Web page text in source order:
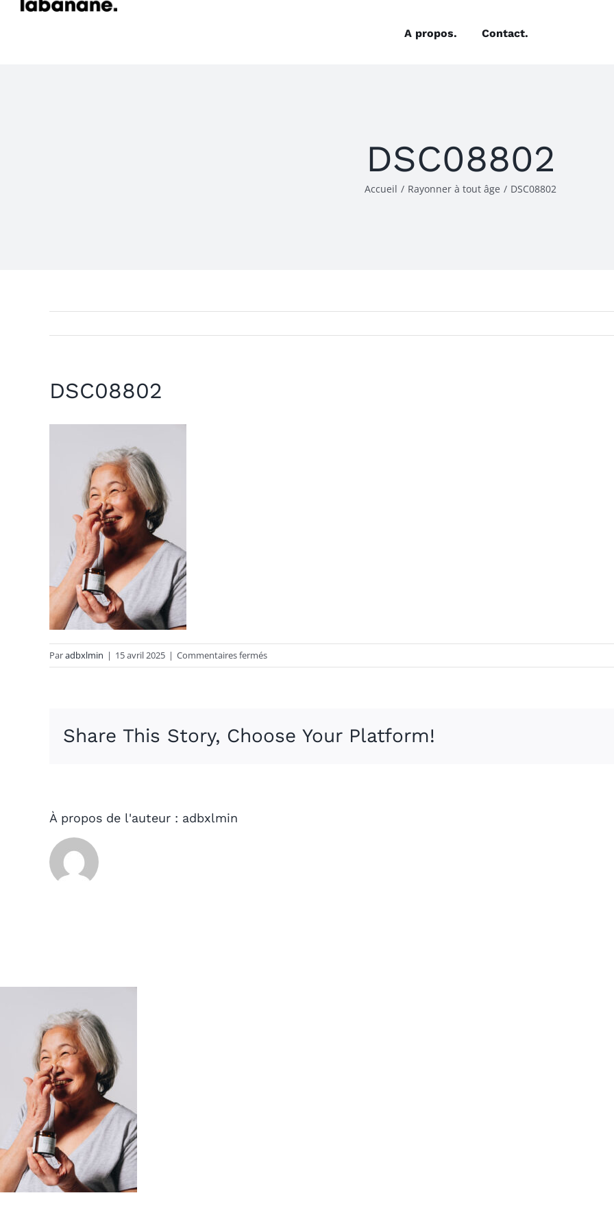
A propos. Contact.
DSC08802
Accueil / Rayonner à tout âge / DSC08802
DSC08802
Paradbxlmin | 15 avril 2025 | Commentaires ferméssur
DSC08802
Share This Story, Choose Your Platform!
À propos de l'auteur : adbxlmin